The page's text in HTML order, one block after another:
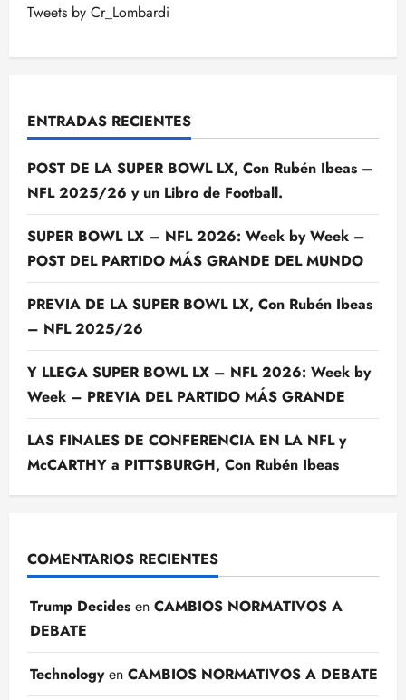
Tweets by Cr_Lombardi
ENTRADAS RECIENTES
POST DE LA SUPER BOWL LX, Con Rubén Ibeas –
NFL 2025/26 y un Libro de Football.
SUPER BOWL LX – NFL 2026: Week by Week –
POST DEL PARTIDO MÁS GRANDE DEL MUNDO
PREVIA DE LA SUPER BOWL LX, Con Rubén Ibeas
– NFL 2025/26
Y LLEGA SUPER BOWL LX – NFL 2026: Week by
Week – PREVIA DEL PARTIDO MÁS GRANDE
LAS FINALES DE CONFERENCIA EN LA NFL y
McCARTHY a PITTSBURGH, Con Rubén Ibeas
COMENTARIOS RECIENTES
Trump Decides en CAMBIOS NORMATIVOS A
DEBATE
Technologyen CAMBIOS NORMATIVOS A DEBATE